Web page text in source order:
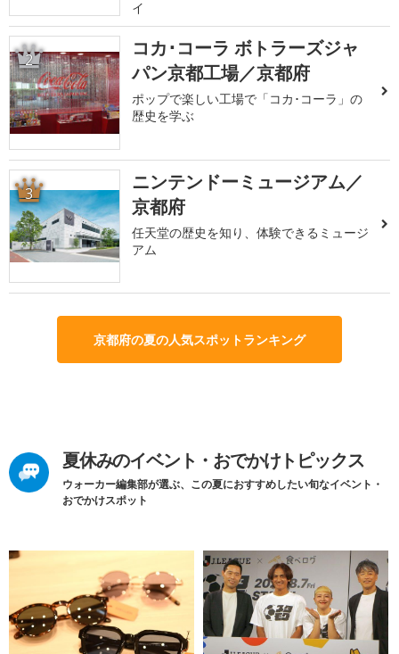
イ
2
コカ･コーラ ボトラーズジャ
パン京都工場／京都府
ポップで楽しい工場で「コカ･コーラ」の
歴史を学ぶ
3
ニンテンドーミュージアム／
京都府
任天堂の歴史を知り、体験できるミュージ
アム
京都府の夏の人気スポットランキング
夏休みのイベント・おでかけトピックス
ウォーカー編集部が選ぶ、この夏におすすめしたい旬なイベント・
おでかけスポット